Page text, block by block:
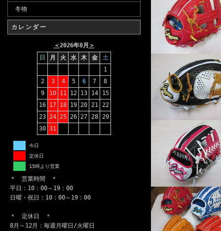
冬物
カレンダー
＜2026年8月 ＞
日
月 火 水 木 金
土
1
2
3 4 5 6 7
8
9
10 11 12 13 14
15
16 17 18 19 20 21
22
23 24 25 26 27 28
29
30 31
今日
定休日
15時より営業
＊ 営業時間 ＊
平日：10：00～19：00
日曜・祝日：10：00～19：00
＊ 定休日 ＊
8月～12月：毎週月曜日/火曜日